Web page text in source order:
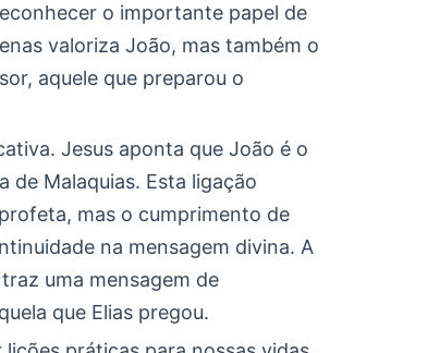
o importante papel de
valoriza João, mas também o
aquele que preparou o
Jesus aponta que João é o
de Malaquias. Esta ligação
mas o cumprimento de
na mensagem divina. A
uma mensagem de
que Elias pregou.